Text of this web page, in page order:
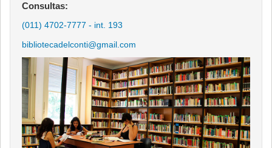
Consultas:
(011) 4702-7777 - int. 193
bibliotecadelconti@gmail.com